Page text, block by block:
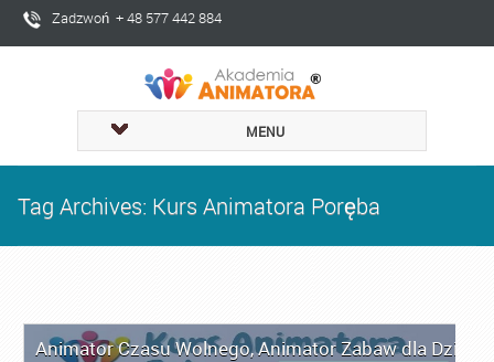
Zadzwoń + 48 577 442 884
MENU
Tag Archives: Kurs Animatora Poręba
Animator Czasu Wolnego,Animator Zabaw dla Dzieci